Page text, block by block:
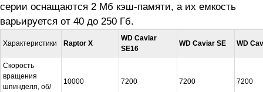
серии оснащаются 2 Мб кэш-памяти, а их емкость
варьируется от 40 до 250 Гб.
Характеристики Raptor X
WD Caviar
SE16
WD Caviar SE WD
Скорость
вращения
шпинделя, об/
10000 7200 7200 7200